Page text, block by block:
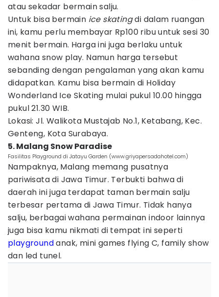
atau sekadar bermain salju.
Untuk bisa bermain ice skatingdi dalam ruangan
ini, kamu perlu membayar Rp100 ribu untuk sesi 30
menit bermain. Harga ini juga berlaku untuk
wahana snow play. Namun harga tersebut
sebanding dengan pengalaman yang akan kamu
didapatkan. Kamu bisa bermain di Holiday
Wonderland Ice Skating mulai pukul 10.00 hingga
pukul 21.30 WIB.
Lokasi: Jl. Walikota Mustajab No.1, Ketabang, Kec.
Genteng, Kota Surabaya.
5. Malang Snow Paradise
Fasilitas Playground di Jatayu Garden (www.griyapersadahotel.com)
Nampaknya, Malang memang pusatnya
pariwisata di Jawa Timur. Terbukti bahwa di
daerah ini juga terdapat taman bermain salju
terbesar pertama di Jawa Timur. Tidak hanya
salju, berbagai wahana permainan indoor lainnya
juga bisa kamu nikmati di tempat ini seperti
playgroundanak, mini games flying C, family show
dan led tunel.